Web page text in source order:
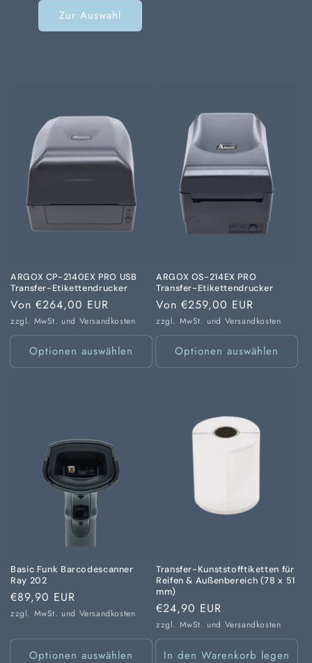
Zur Auswahl
ARGOX CP-2140EX PRO USB
Transfer-Etikettendrucker
Normaler
Preis
Von €264,00 EUR
zzgl. MwSt. und Versandkosten
Optionen auswählen
ARGOX OS-214EX PRO
Transfer-Etikettendrucker
Normaler
Preis
Von €259,00 EUR
zzgl. MwSt. und Versandkosten
Optionen auswählen
Basic Funk Barcodescanner
Ray 202
Normaler
Preis
€89,90 EUR
zzgl. MwSt. und Versandkosten
Optionen auswählen
Transfer-Kunststofftiketten für
Reifen & Außenbereich (78 x 51
mm)
Normaler
Preis
€24,90 EUR
zzgl. MwSt. und Versandkosten
In den Warenkorb legen